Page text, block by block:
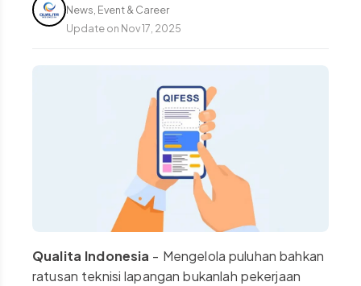
News, Event & Career
Update on Nov 17, 2025
Qualita Indonesia - Mengelola puluhan bahkan
ratusan teknisi lapangan bukanlah pekerjaan